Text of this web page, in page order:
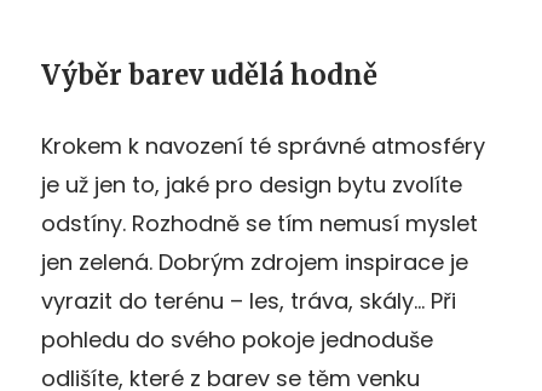
Výběr barev udělá hodně
Krokem k navození té správné atmosféry
je už jen to, jaké pro design bytu zvolíte
odstíny. Rozhodně se tím nemusí myslet
jen zelená. Dobrým zdrojem inspirace je
vyrazit do terénu – les, tráva, skály… Při
pohledu do svého pokoje jednoduše
odlišíte, které z barev se těm venku